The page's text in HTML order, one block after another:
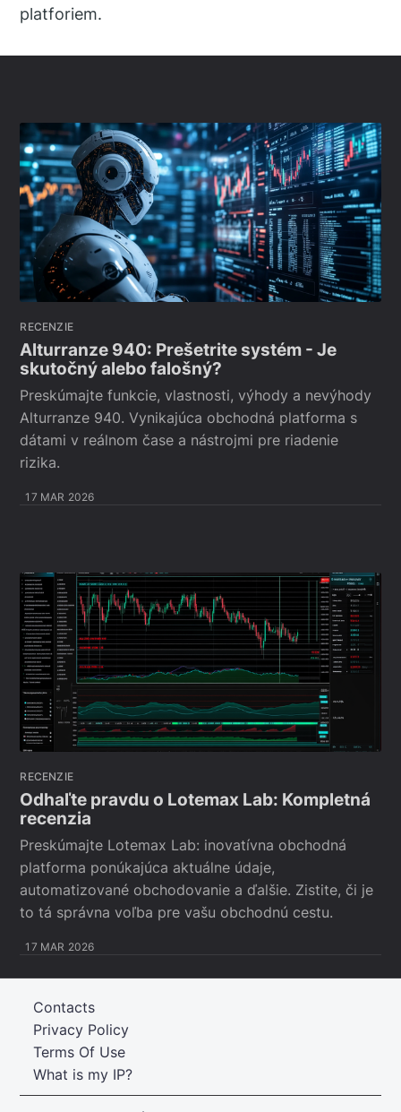
platforiem.
RECENZIE
Alturranze 940: Prešetrite systém - Je
skutočný alebo falošný?
Preskúmajte funkcie, vlastnosti, výhody a nevýhody
Alturranze 940. Vynikajúca obchodná platforma s
dátami v reálnom čase a nástrojmi pre riadenie
rizika.
17 MAR 2026
RECENZIE
Odhaľte pravdu o Lotemax Lab: Kompletná
recenzia
Preskúmajte Lotemax Lab: inovatívna obchodná
platforma ponúkajúca aktuálne údaje,
automatizované obchodovanie a ďalšie. Zistite, či je
to tá správna voľba pre vašu obchodnú cestu.
17 MAR 2026
What is my IP?
Terms Of Use
Privacy Policy
Contacts